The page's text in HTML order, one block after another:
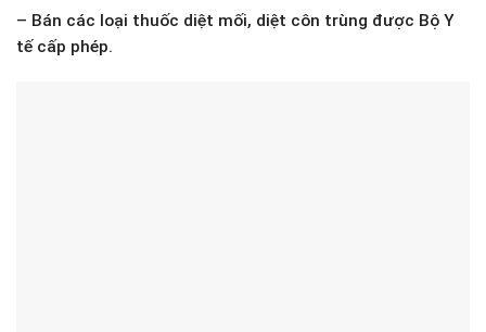
– Bán các loại thuốc diệt mối, diệt côn trùng được Bộ Y
tế cấp phép.